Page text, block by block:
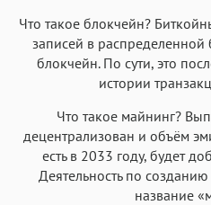
Что такое блокчейн?
записей в распределенной
блокчейн. По сути, это
истории
Что такое майнинг?
децентрализован и объём
есть в 2033 году, будет
Деятельность по
название